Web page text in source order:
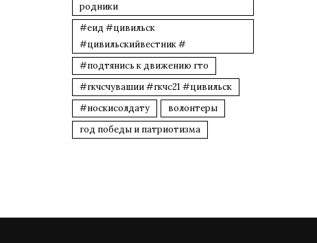
родники
#еид #цивильск
#цивильскийвестник #
#подтянись к движению гто
#гкчсчувашии #гкчс21 #цивильск
#носкисолдату
волонтеры
год победы и патриотизма